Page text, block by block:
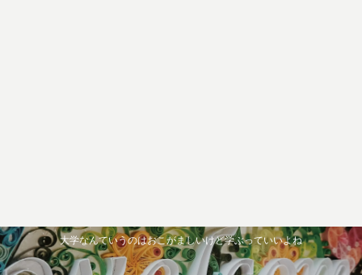
大学なんていうのはおこがましいけど学ぶっていいよね